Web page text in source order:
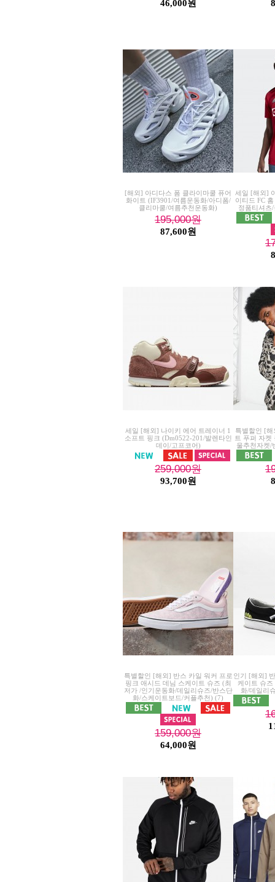
46,000원
[해외] 아디다스 폼 클라이마쿨 퓨어
화이트 (IF3901/여름운동화/아디폼/
클리마쿨/여름추천운동화)
195,000원
87,600원
세일 [해외]
이티드 FC
정품티셔츠
세일 [해외] 나이키 에어 트레이너 1
소프트 핑크 (Dm0522-201/발렌타인
데이/고프코어)
259,000원
93,700원
특별할인 [
트 푸퍼 자켓
울추천자켓/
특별할인 [해외] 반스 카일 워커 프로
핑크 애시드 데님 스케이트 슈즈 (최
저가 /인기운동화/데일리슈즈/반스단
화/스케이트보드/커플추천) (7)
159,000원
64,000원
인기 [해외]
케이트 슈
화/데일리